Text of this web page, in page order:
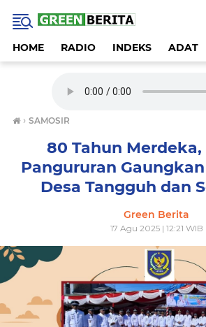
HOME RADIO INDEKS ADAT
› SAMOSIR
80 Tahun Merdeka,
Pangururan
Desa Tangguh dan
Green Berita
17 Agu 2025 | 12:21 WIB